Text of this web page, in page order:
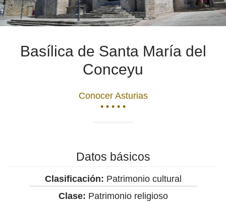
Basílica de Santa María del
Conceyu
Conocer Asturias
• • • • •
Datos básicos
Clasificación: Patrimonio cultural
Clase: Patrimonio religioso